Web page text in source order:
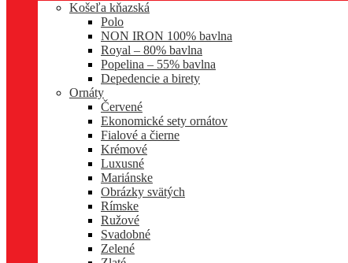
Košeľa kňazská
Polo
NON IRON 100% bavlna
Royal – 80% bavlna
Popelina – 55% bavlna
Depedencie a birety
Ornáty
Červené
Ekonomické sety ornátov
Fialové a čierne
Krémové
Luxusné
Mariánske
Obrázky svätých
Rímske
Ružové
Svadobné
Zelené